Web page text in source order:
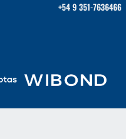
+54 9 351-7636466